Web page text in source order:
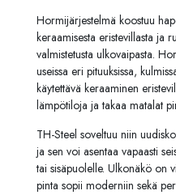
Hormijärjestelmä koostuu
keraamisesta eristevillasta ja
valmistetusta ulkovaipasta.
useissa eri pituuksissa,
käytettävä keraaminen
lämpötiloja ja takaa matalat
TH-Steel soveltuu niin
ja sen voi asentaa vapaasti
tai sisäpuolelle. Ulkonäkö on
pinta sopii moderniin sekä